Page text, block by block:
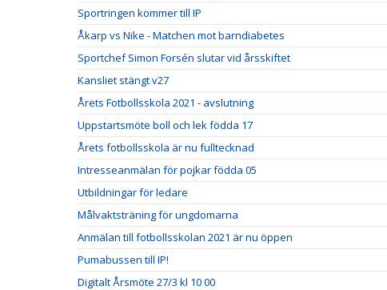
Sportringen kommer till IP
Åkarp vs Nike - Matchen mot barndiabetes
Sportchef Simon Forsén slutar vid årsskiftet
Kansliet stängt v27
Årets Fotbollsskola 2021 - avslutning
Uppstartsmöte boll och lek födda 17
Årets fotbollsskola är nu fulltecknad
Intresseanmälan för pojkar födda 05
Utbildningar för ledare
Målvaktsträning för ungdomarna
Anmälan till fotbollsskolan 2021 är nu öppen
Pumabussen till IP!
Digitalt Årsmöte 27/3 kl 10 00